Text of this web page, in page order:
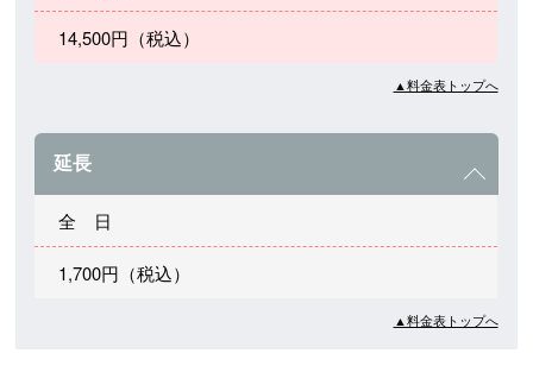
14,500円（税込）
▲料金表トップへ
延長
全 日
1,700円（税込）
▲料金表トップへ